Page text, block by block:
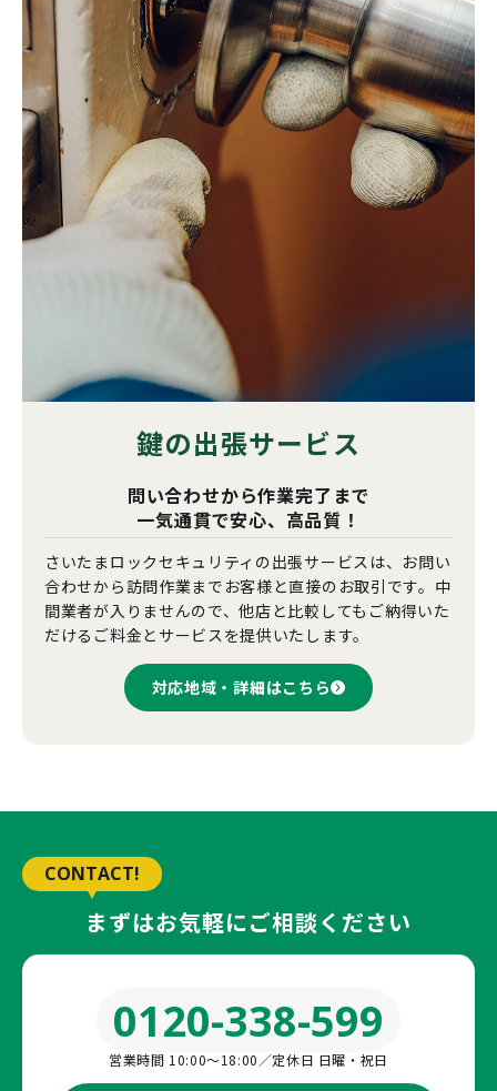
鍵の出張サービス
問い合わせから作業完了まで
一気通貫で安心、高品質！
さいたまロックセキュリティの出張サービスは、お問い
合わせから訪問作業までお客様と直接のお取引です。中
間業者が入りませんので、他店と比較してもご納得いた
だけるご料金とサービスを提供いたします。
対応地域・詳細はこちら
CONTACT!
まずはお気軽にご相談ください
0120-338-599
営業時間 10:00〜18:00／定休日 日曜・祝日